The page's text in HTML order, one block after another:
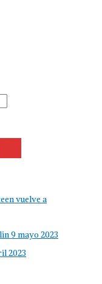
vuelve a
9 mayo 2023
2023